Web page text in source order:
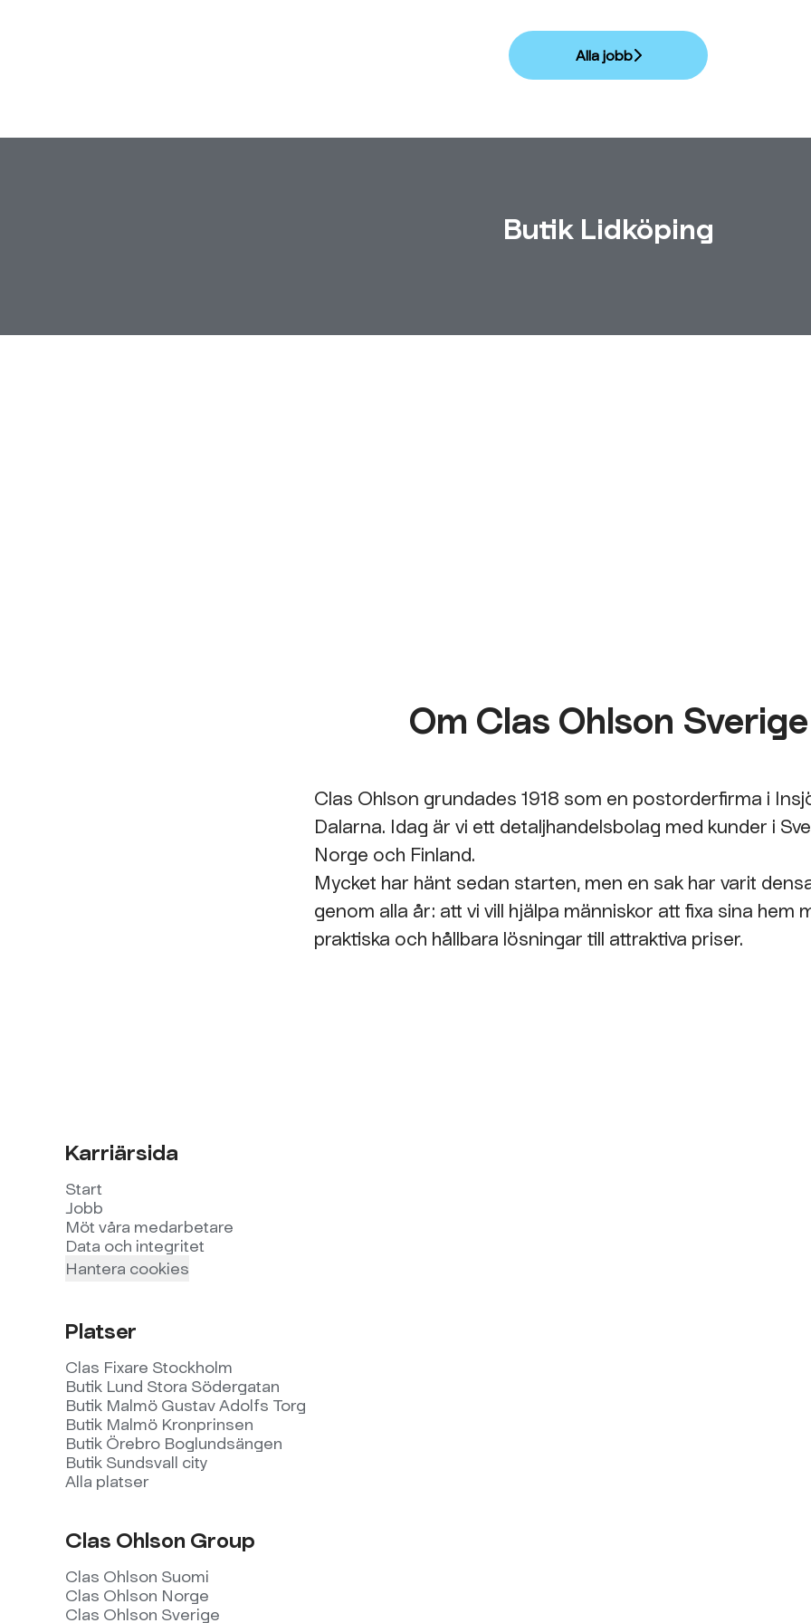
Alla jobb
Butik Lidköping
Om Clas Ohlson Sverige
Clas Ohlson grundades 1918 som en postorderfirma i
Dalarna. Idag är vi ett detaljhandelsbolag med kunder i
Norge och Finland.
Mycket har hänt sedan starten, men en sak har varit
genom alla år: att vi vill hjälpa människor att fixa sina hem
praktiska och hållbara lösningar till attraktiva priser.
Karriärsida
Start
Jobb
Möt våra medarbetare
Data och integritet
Hantera cookies
Platser
Clas Fixare Stockholm
Butik Lund Stora Södergatan
Butik Malmö Gustav Adolfs Torg
Butik Malmö Kronprinsen
Butik Örebro Boglundsängen
Butik Sundsvall city
Alla platser
Clas Ohlson Group
Clas Ohlson Suomi
Clas Ohlson Norge
Clas Ohlson Sverige